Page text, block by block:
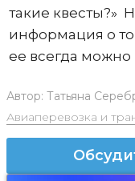
такие квесты?»
информация о
ее всегда можно
Автор: Татьяна
Авиаперевозка и